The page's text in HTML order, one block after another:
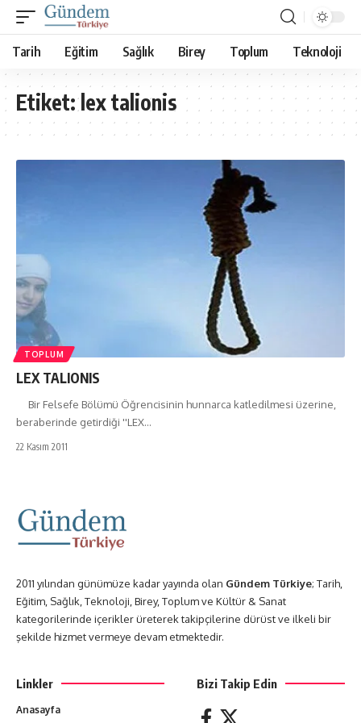
Tarih Eğitim Sağlık Birey Toplum Teknoloji
Etiket:lex talionis
TOPLUM
LEX TALIONIS
Bir Felsefe Bölümü Öğrencisinin hunnarca katledilmesi üzerine,
beraberinde getirdiği ''LEX…
22 Kasım 2011
2011 yılından günümüze kadar yayında olan Gündem Türkiye; Tarih,
Eğitim, Sağlık, Teknoloji, Birey, Toplum ve Kültür & Sanat
kategorilerinde içerikler üreterek takipçilerine dürüst ve ilkeli bir
şekilde hizmet vermeye devam etmektedir.
Linkler
Anasayfa
Bizi Takip Edin